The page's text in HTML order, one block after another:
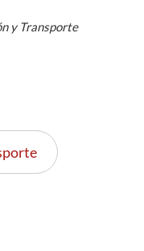
y Transporte